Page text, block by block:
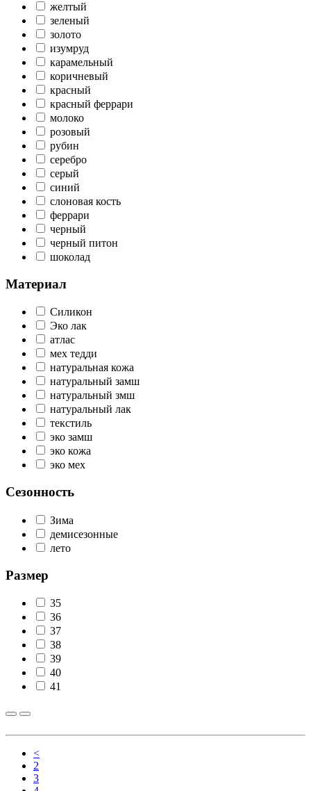
желтый
зеленый
золото
изумруд
карамельный
коричневый
красный
красный феррари
молоко
розовый
рубин
серебро
серый
синий
слоновая кость
феррари
черный
черный питон
шоколад
Материал
Силикон
Эко лак
атлас
мех тедди
натуральная кожа
натуральный замш
натуральный змш
натуральный лак
текстиль
эко замш
эко кожа
эко мех
Сезонность
Зима
демисезонные
лето
Размер
35
36
37
38
39
40
41
<
2
3